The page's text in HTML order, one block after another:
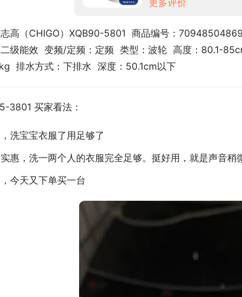
更多评价
高（CHIGO）XQB90-5801  商品编号：
级能效  变频/定频：定频  类型：波轮  高度：80.1-
排水方式：下排水  深度：50.1cm以下
3801 买家看法：
洗宝宝衣服了用足够了
惠，洗一两个人的衣服完全足够。挺好用，就是声音稍
今天又下单买一台